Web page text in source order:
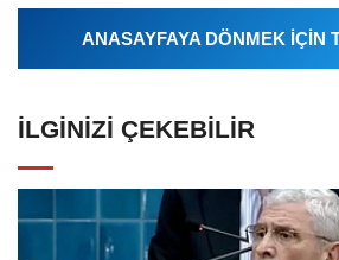
ANASAYFAYA DÖNMEK İÇİN
İLGINIZI ÇEKEBILIR